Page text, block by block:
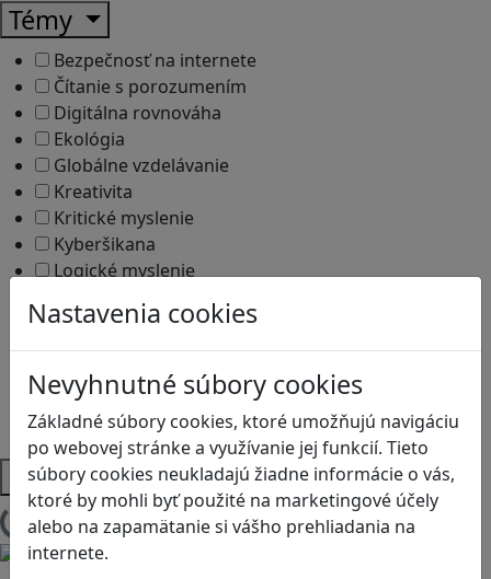
Nastavenia cookies
Nevyhnutné súbory cookies
Základné súbory cookies, ktoré umožňujú navigáciu
po webovej stránke a využívanie jej funkcií. Tieto
súbory cookies neukladajú žiadne informácie o vás,
ktoré by mohli byť použité na marketingové účely
alebo na zapamätanie si vášho prehliadania na
internete.
Témy
Bezpečnosť na internete
Čítanie s porozumením
Digitálna rovnováha
Ekológia
Globálne vzdelávanie
Kreativita
Kritické myslenie
Kyberšikana
Logické myslenie
Motorika a koncentrácia
Programovanie/Technika
Sociálne zručnosti a kooperácia
Strategické myslenie
Zdravie a pohyb
Platformy
Načítam blogy